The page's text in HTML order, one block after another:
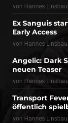
von Hannes
Ex Sanguis
Early Access
von Hannes
Angelic: Dark
neuen Teaser
von Hannes
Transport
öffentlich
von Hannes